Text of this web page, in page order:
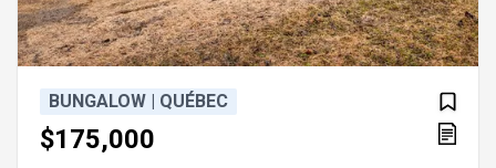
BUNGALOW | QUÉBEC
$175,000